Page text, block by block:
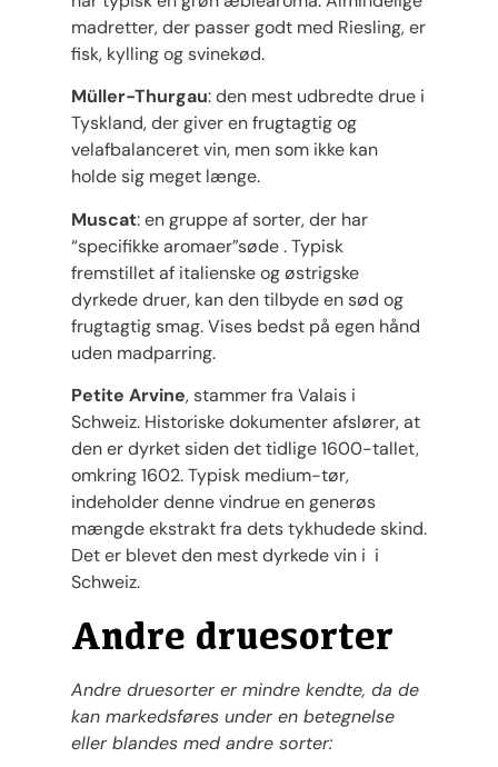
madretter, der passer godt med Riesling, er
fisk, kylling og svinekød.
Müller-Thurgau: den mest udbredte drue i
Tyskland, der giver en frugtagtig og
velafbalanceret vin, men som ikke kan
holde sig meget længe.
Muscat: en gruppe af sorter, der har
“specifikke aromaer”søde . Typisk
fremstillet af italienske og østrigske
dyrkede druer, kan den tilbyde en sød og
frugtagtig smag. Vises bedst på egen hånd
uden madparring.
Petite Arvine, stammer fra Valais i
Schweiz. Historiske dokumenter afslører, at
den er dyrket siden det tidlige 1600-tallet,
omkring 1602. Typisk medium-tør,
indeholder denne vindrue en generøs
mængde ekstrakt fra dets tykhudede skind.
Det er blevet den mest dyrkede vin i i
Schweiz.
Andre druesorter
Andre druesorter er mindre kendte, da de
kan markedsføres under en betegnelse
eller blandes med andre sorter: